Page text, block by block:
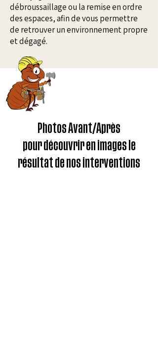
débroussaillage ou la remise en ordre
des espaces, afin de vous permettre
de retrouver un environnement propre
et dégagé.
Photos Avant/Après
pour découvrir en images le
résultat de nos interventions